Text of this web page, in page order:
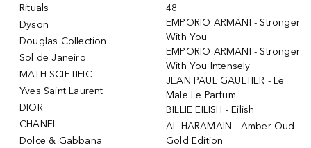
Rituals
Dyson
Douglas Collection
Sol de Janeiro
MATH SCIETIFIC
Yves Saint Laurent
DIOR
CHANEL
Dolce & Gabbana
48
EMPORIO ARMANI - Stronger
With You
EMPORIO ARMANI - Stronger
With You Intensely
JEAN PAUL GAULTIER - Le
Male Le Parfum
BILLIE EILISH - Eilish
AL HARAMAIN - Amber Oud
Gold Edition